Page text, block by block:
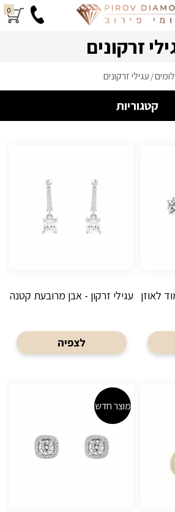
0
זרקונים
/ עגילי זרקונים
קטגוריות
לאוזן עגילי זרקון - אבן מרובעת קטנה
לצפיה
מוצר חדש